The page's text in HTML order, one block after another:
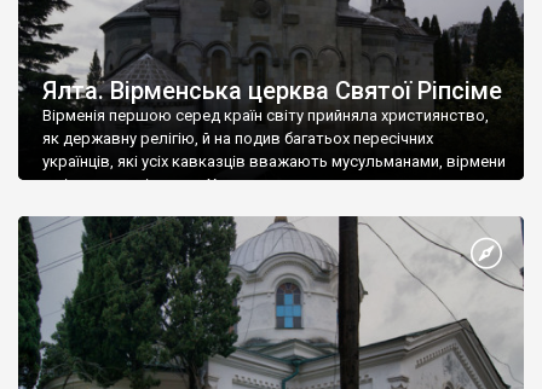
Ялта. Вірменська церква Святої Ріпсіме
Вірменія першою серед країн світу прийняла християнство,
як державну релігію, й на подив багатьох пересічних
українців, які усіх кавказців вважають мусульманами, вірмени
є відданими вірянами Христа